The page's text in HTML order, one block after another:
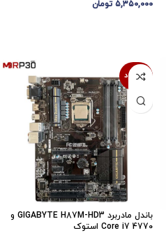
۵,۳۵۰,۰۰۰ تومان
ناموجود
باندل مادربرد GIGABYTE H87M-HD3 و
Core i7 4770 استوک